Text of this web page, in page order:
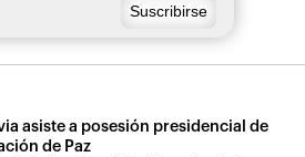
asiste a posesión presidencial de
de Paz